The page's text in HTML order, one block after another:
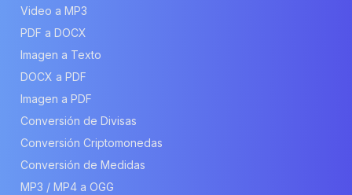
Video a MP3
PDF a DOCX
Imagen a Texto
DOCX a PDF
Imagen a PDF
Conversión de Divisas
Conversión Criptomonedas
Conversión de Medidas
MP3 / MP4 a OGG